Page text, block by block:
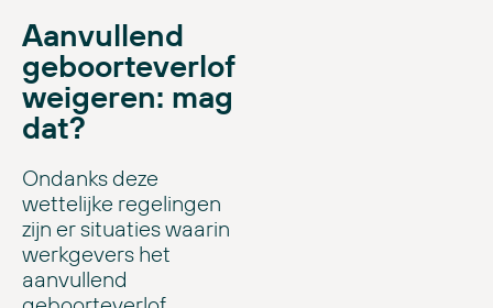
Aanvullend
geboorteverlof
weigeren: mag
dat?
Ondanks deze
wettelijke regelingen
zijn er situaties waarin
werkgevers het
aanvullend